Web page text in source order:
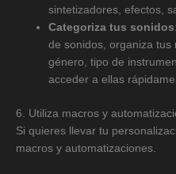
sintetizadores, efectos,
Categoriza tus sonidos
de sonidos, organiza
género, tipo de
acceder a ellas
6. Utiliza macros y
Si quieres llevar tu
macros y automatizaciones.